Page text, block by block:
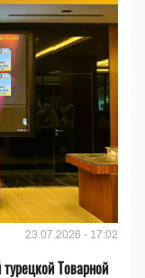
23.07.2026 - 17:02
Товарной